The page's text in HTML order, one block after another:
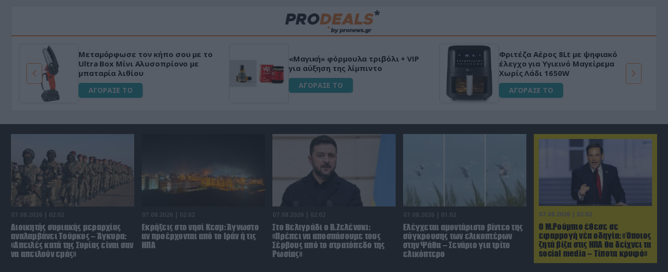
Μεταμόρφωσε τον κήπο σου με το
Ultra Box Μίνι Αλυσοπρίονο με
μπαταρία λιθίου
ΑΓΟΡΑΣΕ ΤΟ
«Μαγική» φόρμουλα τριβόλι + VIP
για αύξηση της λίμπιντο
ΑΓΟΡΑΣΕ ΤΟ
Φριτέζα Αέρος 8Lt με ψηφιακό
έλεγχο για Υγιεινό Μαγείρεμα
Χωρίς Λάδι 1650W
ΑΓΟΡΑΣΕ ΤΟ
07.08.2026 | 02:02
Ο Μ.Ρούμπιο έθεσε σε
εφαρμογή νέα οδηγία: «Όποιος
ζητά βίζα στις ΗΠΑ θα δείχνει τα
social media – Τίποτα κρυφό»
07.08.2026 | 02:02
Διοικητής συριακής μεραρχίας
αναλαμβάνει Τούρκος – Άγκυρα:
«Απειλές κατά της Συρίας είναι σαν
να απειλούν εμάς»
07.08.2026 | 02:02
Εκρήξεις στο νησί Κεσμ: Άγνωστο
αν προέρχονται από το Ιράν ή τις
ΗΠΑ
07.08.2026 | 02:02
Στο Βελιγράδι ο Β.Ζελένσκι:
«Πρέπει να αποσπάσουμε τους
Σέρβους από το στρατόπεδο της
Ρωσίας»
07.08.2026 | 01:02
Ελέγχεται αμοντάριστο βίντεο της
σύγκρουσης των ελικοπτέρων
στην Ψάθα – Σενάριο για τρίτο
ελικόπτερο